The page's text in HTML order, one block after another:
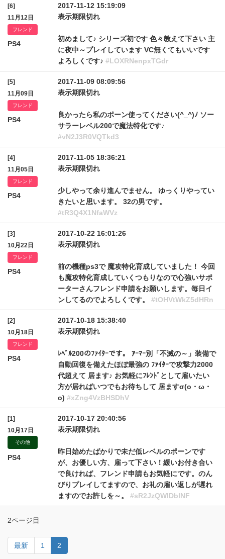
[6]
11月12日
フレンド
PS4
2017-11-12 15:19:09
表示期限切れ
初めまして♪ シリーズ初です 色々教えて下さい 主
に夜中～プレイしています VC無くてもいいです
よろしくです♪ #LOXRNenpxTGdr
[5]
11月09日
フレンド
PS4
2017-11-09 08:09:56
表示期限切れ
良かったら私のポーン使ってください(^_^)ﾉ ソー
サラーレベル200で魔法特化です♪
#vN2J3R0VQTkd3
[4]
11月05日
フレンド
PS4
2017-11-05 18:36:21
表示期限切れ
少しやって余り進んでません。 ゆっくりやってい
きたいと思います。 32の男です。
#tR3Q4X1NfaWVz
[3]
10月22日
フレンド
PS4
2017-10-22 16:01:26
表示期限切れ
前の機種ps3で 魔攻特化育成していました！ 今回
も魔攻特化育成していくつもりなので心強いサポ
ーターさんフレンド申請をお願いします。毎日イ
ンしてるのでよろしくです。 #tOHVtWkZ5dHRn
[2]
10月18日
フレンド
PS4
2017-10-18 15:38:40
表示期限切れ
ﾚﾍﾞﾙ200のﾌｧｲﾀｰです。 ｱｰﾏｰ別「不滅の～」装備で
自動回復を備えたほぼ最強の ﾌｧｲﾀｰで攻撃力2000
代超えて 居ます♪ お気軽にﾌﾚﾝﾄﾞとして雇いたい
方が居ればいつでもお待ちして 居ますσ(o・ω・
o) #xZng4VzBHSDhV
[1]
10月17日
その他
PS4
2017-10-17 20:40:56
表示期限切れ
昨日始めたばかりで未だ低レベルのポーンです
が、お優しい方、雇って下さい！緩いお付き合い
で良ければ、フレンド申請もお気軽にです。のん
びりプレイしてますので、お礼の雇い返しが遅れ
ますのでお許しを～。 #sR2JzQWlDblNF
2ページ目
最新 1 2